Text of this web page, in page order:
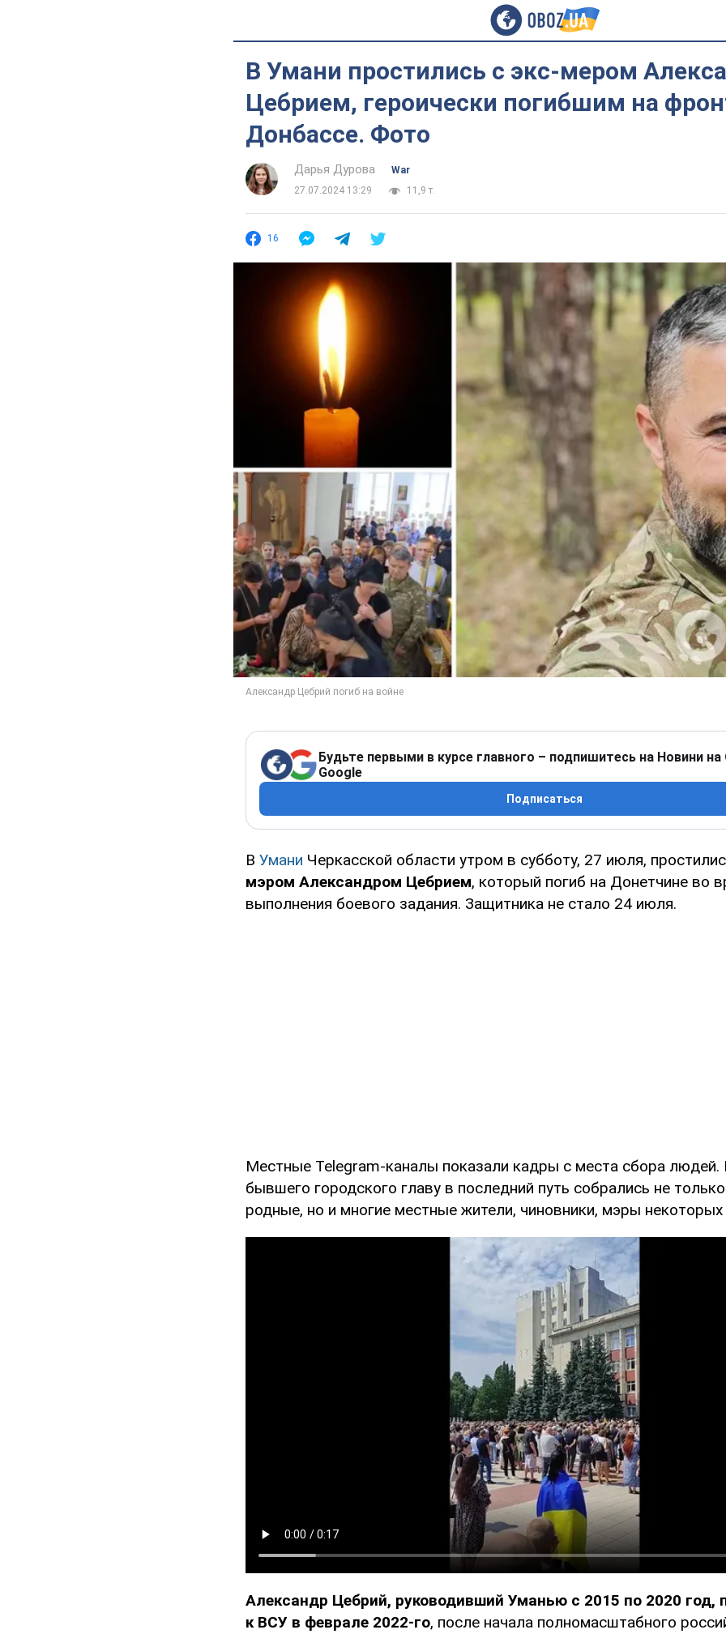
В Умани простились с экс-мером
Цебрием, героически погибшим на
Донбассе. Фото
Дарья Дурова
War
27.07.2024 13:29
11,9 т.
16
Будьте первыми в курсе главного – подпишитесь на Новини на
Google
Подписаться
В Умани Черкасской области утром в субботу, 27 июля,
мэром Александром Цебрием, который погиб на Донетчине во
выполнения боевого задания. Защитника не стало 24 июля.
Местные Telegram-каналы показали кадры с места сбора людей.
бывшего городского главу в последний путь собрались не
родные, но и многие местные жители, чиновники, мэры некоторых
Александр Цебрий, руководивший Уманью с 2015 по 2020 год,
к ВСУ в феврале 2022-го, после начала полномасштабного